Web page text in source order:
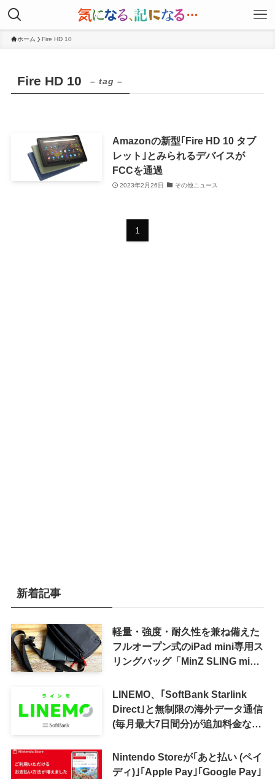
ホーム Fire HD 10
Fire HD 10 – tag –
Amazonの新型｢Fire HD 10 タブ
レット｣とみられるデバイスが
FCCを通過
2023年2月26日 その他ニュース
1
新着記事
軽量・強度・耐久性を兼ね備えた
フルオープン式のiPad mini専用ス
リングバッグ「MinZ SLING mini
LINEMO、｢SoftBank Starlink
Direct｣と無制限の海外データ通信
(毎月最大7日間分)が追加料金なし
Nintendo Storeが｢あと払い (ペイ
ディ)｣｢Apple Pay｣｢Google Pay｣